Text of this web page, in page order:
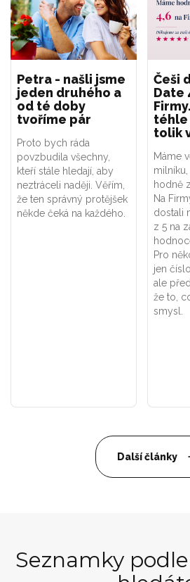
Petra - našli jsme
jeden druhého a
od té doby
tvoříme pár
Proto bych ráda
povzbudila všechny,
kteří stále hledají, aby
neztráceli naději. Věřím,
že ten správný protějšek
někde čeká na každého.
Češi
Date
téhle
tolik
Máme
hodně
Na
dostali
z 5 na
Pro
jen
ale
že to,
smysl.
Další články
Seznamky